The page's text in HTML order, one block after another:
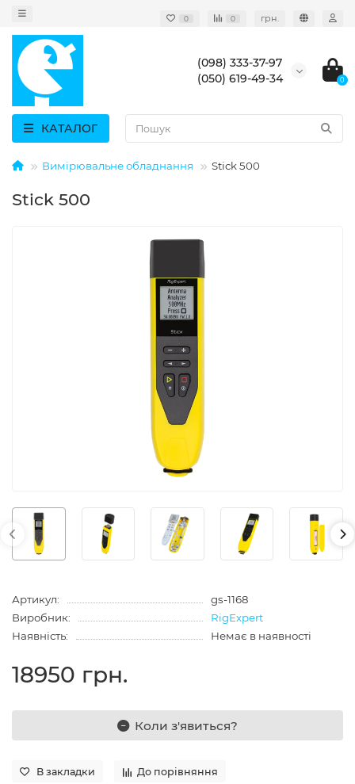
0 0 грн.
(098) 333-37-97
(050) 619-49-34
0
КАТАЛОГ
Вимірювальне обладнання Stick 500
Stick 500
Артикул:
gs-1168
Виробник:
RigExpert
Наявність:
Немає в наявності
18950 грн.
Коли з'явиться?
В закладки До порівняння